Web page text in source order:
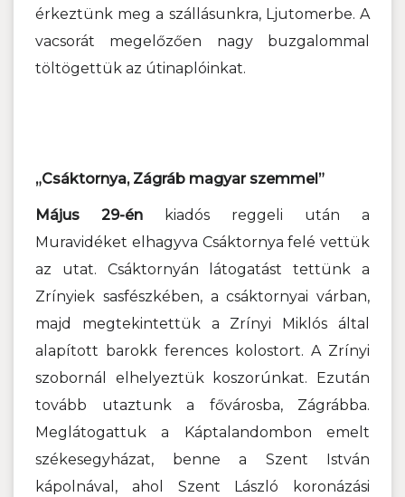
érkeztünk meg a szállásunkra, Ljutomerbe. A
vacsorát megelőzően nagy buzgalommal
töltögettük az útinaplóinkat.
„Csáktornya, Zágráb magyar szemmel”
Május 29-én
kiadós reggeli után a
Muravidéket elhagyva Csáktornya felé vettük
az utat. Csáktornyán látogatást tettünk a
Zrínyiek sasfészkében, a csáktornyai várban,
majd megtekintettük a Zrínyi Miklós által
alapított barokk ferences kolostort. A Zrínyi
szobornál elhelyeztük koszorúnkat. Ezután
tovább utaztunk a fővárosba, Zágrábba.
Meglátogattuk a Káptalandombon emelt
székesegyházat, benne a Szent István
kápolnával, ahol Szent László koronázási